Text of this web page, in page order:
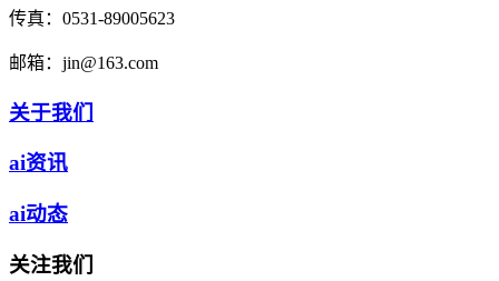
传真： 0531-89005623
邮箱： jin@163.com
关于我们
ai资讯
ai动态
关注我们